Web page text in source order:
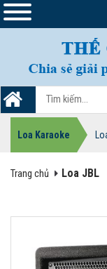
Loa Karaoke
Trang chủ Loa JBL